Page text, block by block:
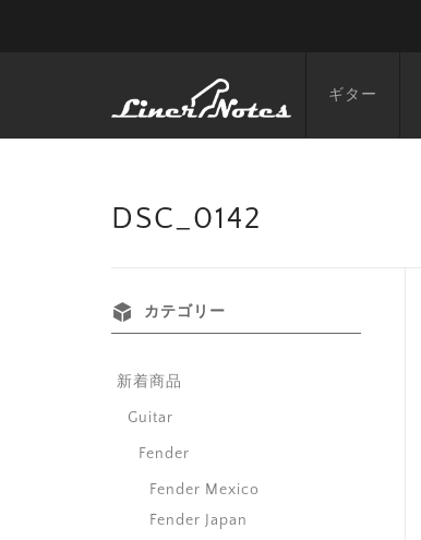
ギター
DSC_0142
カテゴリー
新着商品
Guitar
Fender
Fender Mexico
Fender Japan